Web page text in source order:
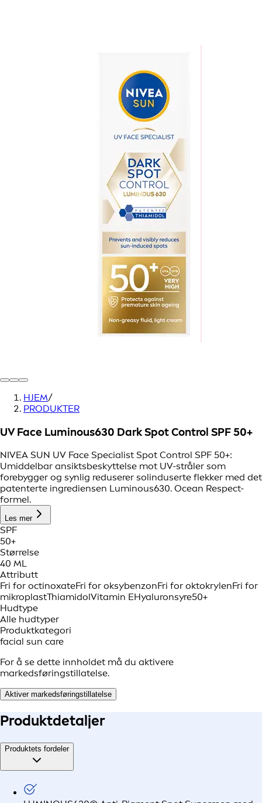
HJEM/
PRODUKTER
UV Face Luminous630 Dark Spot Control SPF 50+
NIVEA SUN UV Face Specialist Spot Control SPF 50+:
Umiddelbar ansiktsbeskyttelse mot UV-stråler som
forebygger og synlig reduserer solinduserte flekker med det
patenterte ingrediensen Luminous630. Ocean Respect-
formel.
Les mer
SPF
50+
Størrelse
40 ML
Attributt
Fri for octinoxateFri for oksybenzonFri for oktokrylenFri for
mikroplastThiamidolVitamin EHyaluronsyre50+
Hudtype
Alle hudtyper
Produktkategori
facial sun care
For å se dette innholdet må du aktivere
markedsføringstillatelse.
Aktiver markedsføringstillatelse
Produktdetaljer
Produktets fordeler